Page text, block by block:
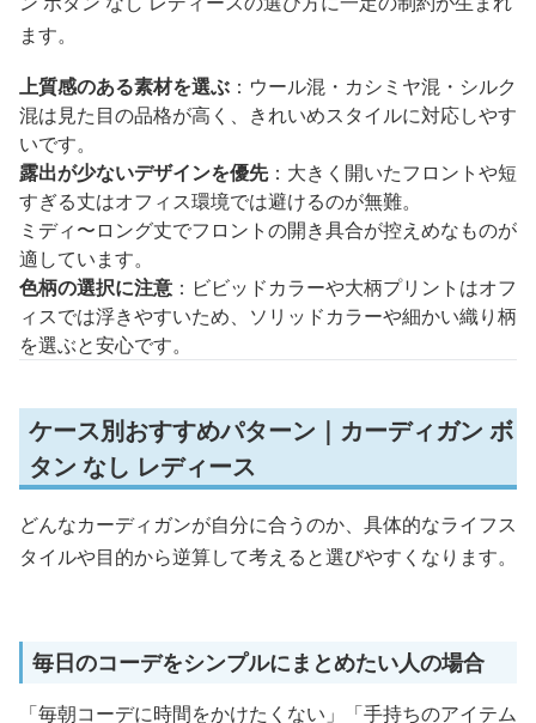
ます。
上質感のある素材を選ぶ ：ウール混・カシミヤ混・シルク
混は見た目の品格が高く、きれいめスタイルに対応しやす
いです。
露出が少ないデザインを優先：大きく開いたフロントや短
すぎる丈はオフィス環境では避けるのが無難。
ミディ〜ロング丈でフロントの開き具合が控えめなものが
適しています。
色柄の選択に注意 ：ビビッドカラーや大柄プリントはオフ
ィスでは浮きやすいため、ソリッドカラーや細かい織り柄
を選ぶと安心です。
ケース別おすすめパターン｜カーディガン ボ
タン なし レディース
どんなカーディガンが自分に合うのか、具体的なライフス
タイルや目的から逆算して考えると選びやすくなります。
毎日のコーデをシンプルにまとめたい人の場合
「毎朝コーデに時間をかけたくない」「手持ちのアイテム